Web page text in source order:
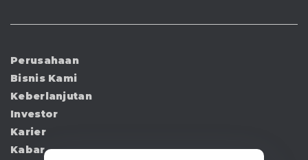
Perusahaan
Bisnis Kami
Keberlanjutan
Investor
Karier
Kabar